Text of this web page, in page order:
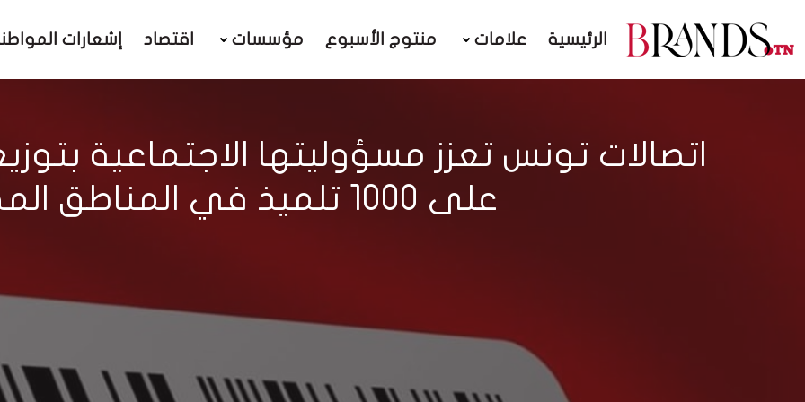
الرئيسية علامات منتوج الأسبوع مؤسسات اقتصاد إشعارات
اتصالات تونس تعزز مسؤوليتها الاجتماعية
على 1000 تلميذ في المناطق المحرومة